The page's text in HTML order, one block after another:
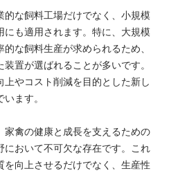
的な飼料工場だけでなく、小規模
にも適用されます。特に、大規模
な飼料生産が求められるため、
置が選ばれることが多いです。
上やコスト削減を目的とした新し
ます。
家禽の健康と成長を支えるための
において不可欠な存在です。これ
を向上させるだけでなく、生産性